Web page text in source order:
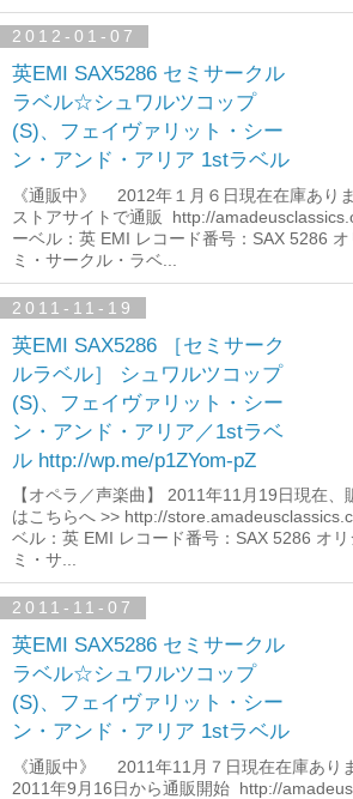
2012-01-07
英EMI SAX5286 セミサークル
ラベル☆シュワルツコップ
(S)、フェイヴァリット・シー
ン・アンド・アリア 1stラベル
《通販中》 2012年１月６日現在在庫あり
ストアサイトで通販 http://
ーベル：英 EMI レコード番号：SAX 5286
ミ・サークル・ラベ...
2011-11-19
英EMI SAX5286 ［セミサーク
ルラベル］ シュワルツコップ
(S)、フェイヴァリット・シー
ン・アンド・アリア／1stラベ
ル http://wp.me/p1ZYom-pZ
【オペラ／声楽曲】 2011年11月19日現在、
はこちらへ >> http://
ベル：英 EMI レコード番号：SAX 5286 オ
ミ・サ...
2011-11-07
英EMI SAX5286 セミサークル
ラベル☆シュワルツコップ
(S)、フェイヴァリット・シー
ン・アンド・アリア 1stラベル
《通販中》 2011年11月７日現在在庫あり
2011年9月16日から通販開始 http://